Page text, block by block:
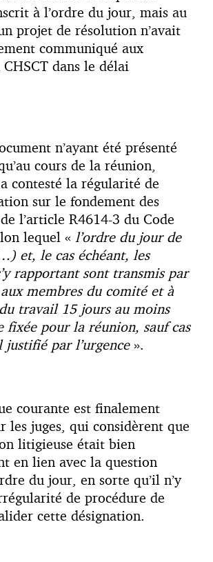
à l’ordre du jour, mais au
projet de résolution n’avait
communiqué aux
dans le délai
n’ayant été présenté
cours de la réunion,
contesté la régularité de
sur le fondement des
l’article R4614-3 du Code
lequel « l’ordre du jour de
et, le cas échéant, les
rapportant sont transmis par
membres du comité et à
travail 15 jours au moins
fixée pour la réunion, sauf cas
justifié par l’urgence».
courante est finalement
les juges, qui considèrent que
litigieuse était bien
en lien avec la question
du jour, en sorte qu’il n’y
de procédure de
cette désignation.